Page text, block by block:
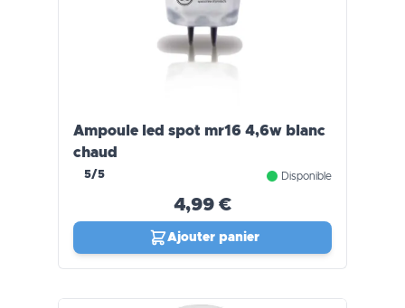
Ampoule led spot mr16 4,6w blanc
chaud
5/5 Disponible
4,99 €
Ajouter panier